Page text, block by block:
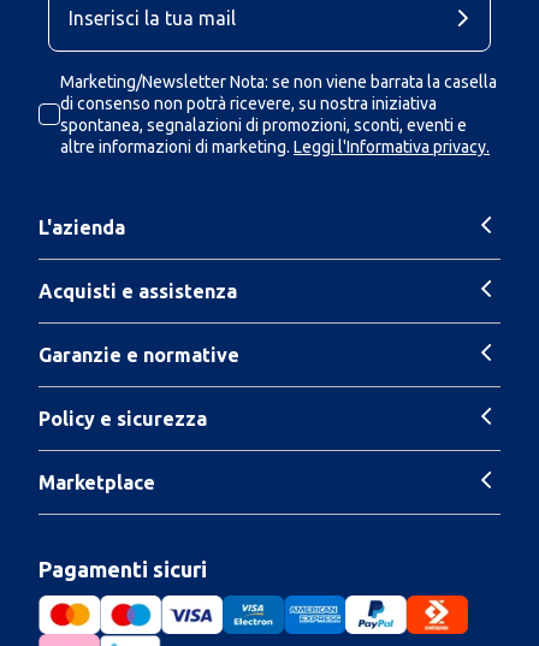
Marketing/Newsletter Nota: se non viene barrata la casella
di consenso non potrà ricevere, su nostra iniziativa
spontanea, segnalazioni di promozioni, sconti, eventi e
altre informazioni di marketing. Leggi l'Informativa privacy.
L'azienda
Acquisti e assistenza
Garanzie e normative
Policy e sicurezza
Marketplace
Pagamenti sicuri